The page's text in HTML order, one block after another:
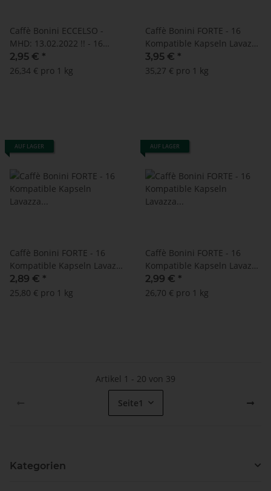
Caffè Bonini ECCELSO -
MHD: 13.02.2022 !! - 16
Kompatible Kapseln Lavazza
A Modo Mio ®*
2,95 € *
26,34 € pro 1 kg
Caffè Bonini FORTE - 16
Kompatible Kapseln Lavazza
A Modo Mio ®*
3,95 € *
35,27 € pro 1 kg
AUF LAGER
Caffè Bonini FORTE - 16
Kompatible Kapseln Lavazza
A Modo Mio ®* - MHD:
08.02.2022
2,89 € *
25,80 € pro 1 kg
AUF LAGER
Caffè Bonini FORTE - 16
Kompatible Kapseln Lavazza
A Modo Mio ®* - MHD:
21.10.2023
2,99 € *
26,70 € pro 1 kg
Artikel 1 - 20 von 39
Seite1
Kategorien